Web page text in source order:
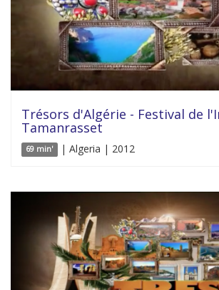
Trésors d'Algérie - Festival de
Tamanrasset
69 min' | Algeria | 2012